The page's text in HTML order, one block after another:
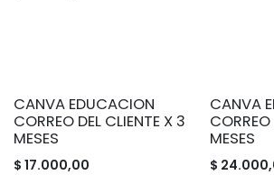
CANVA EDUCACION
CORREO DEL CLIENTE X 3
MESES
$ 17.000,00
CANVA
CORREO
MESES
$